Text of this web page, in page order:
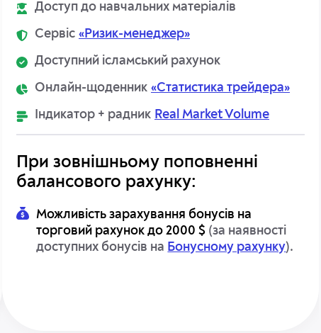
Доступ до навчальних матеріалів
Сервіс «Ризик-менеджер»
Доступний ісламський рахунок
Онлайн-щоденник «Статистика трейдера»
Індикатор + радник Real Market Volume
При зовнішньому поповненні
балансового рахунку:
Можливість зарахування бонусів на
торговий рахунок до 2000 $ (за наявності
доступних бонусів на Бонусному рахунку).